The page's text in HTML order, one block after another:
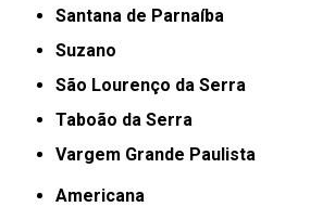
Santana de Parnaíba
Suzano
São Lourenço da Serra
Taboão da Serra
Vargem Grande Paulista
Americana